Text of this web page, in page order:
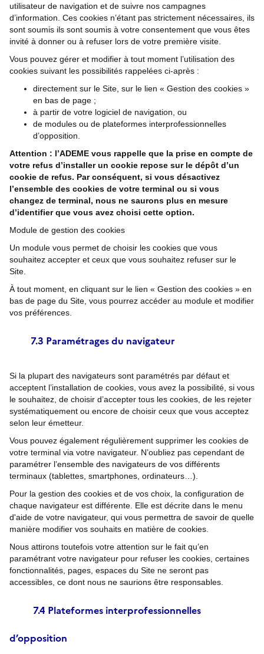
utilisateur de navigation et de suivre nos campagnes
d’information. Ces cookies n’étant pas strictement nécessaires, ils
sont soumis ils sont soumis à votre consentement que vous êtes
invité à donner ou à refuser lors de votre première visite.
Vous pouvez gérer et modifier à tout moment l’utilisation des
cookies suivant les possibilités rappelées ci-après :
directement sur le Site, sur le lien « Gestion des cookies »
en bas de page ;
à partir de votre logiciel de navigation, ou
de modules ou de plateformes interprofessionnelles
d’opposition.
Attention : l’ADEME vous rappelle que la prise en compte de
votre refus d’installer un cookie repose sur le dépôt d’un
cookie de refus. Par conséquent, si vous désactivez
l’ensemble des cookies de votre terminal ou si vous
changez de terminal, nous ne saurons plus en mesure
d’identifier que vous avez choisi cette option.
Module de gestion des cookies
Un module vous permet de choisir les cookies que vous
souhaitez accepter et ceux que vous souhaitez refuser sur le
Site.
À tout moment, en cliquant sur le lien « Gestion des cookies » en
bas de page du Site, vous pourrez accéder au module et modifier
vos préférences.
7.3 Paramétrages du navigateur
Si la plupart des navigateurs sont paramétrés par défaut et
acceptent l’installation de cookies, vous avez la possibilité, si vous
le souhaitez, de choisir d’accepter tous les cookies, de les rejeter
systématiquement ou encore de choisir ceux que vous acceptez
selon leur émetteur.
Vous pouvez également régulièrement supprimer les cookies de
votre terminal via votre navigateur. N’oubliez pas cependant de
paramétrer l’ensemble des navigateurs de vos différents
terminaux (tablettes, smartphones, ordinateurs…).
Pour la gestion des cookies et de vos choix, la configuration de
chaque navigateur est différente. Elle est décrite dans le menu
d'aide de votre navigateur, qui vous permettra de savoir de quelle
manière modifier vos souhaits en matière de cookies.
Nous attirons toutefois votre attention sur le fait qu’en
paramétrant votre navigateur pour refuser les cookies, certaines
fonctionnalités, pages, espaces du Site ne seront pas
accessibles, ce dont nous ne saurions être responsables.
7.4 Plateformes interprofessionnelles
d’opposition